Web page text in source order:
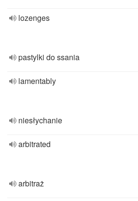
lozenges
pastylki do ssania
lamentably
niesłychanie
arbitrated
arbitraż